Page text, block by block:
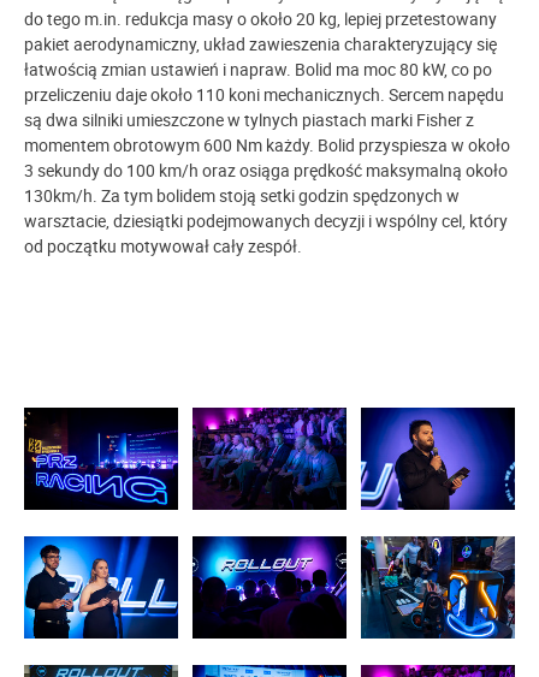
do tego m.in. redukcja masy o około 20 kg, lepiej przetestowany
pakiet aerodynamiczny, układ zawieszenia charakteryzujący się
łatwością zmian ustawień i napraw. Bolid ma moc 80 kW, co po
przeliczeniu daje około 110 koni mechanicznych. Sercem napędu
są dwa silniki umieszczone w tylnych piastach marki Fisher z
momentem obrotowym 600 Nm każdy. Bolid przyspiesza w około
3 sekundy do 100 km/h oraz osiąga prędkość maksymalną około
130km/h. Za tym bolidem stoją setki godzin spędzonych w
warsztacie, dziesiątki podejmowanych decyzji i wspólny cel, który
od początku motywował cały zespół.